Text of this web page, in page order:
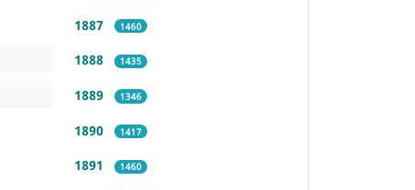
1887 1460
1888 1435
1889 1346
1890 1417
1891 1460